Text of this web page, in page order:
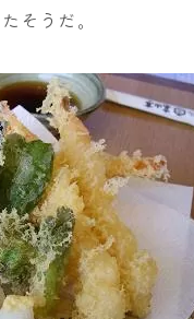
そうだ。